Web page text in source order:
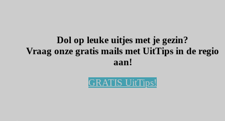
Dol op leuke uitjes met je gezin?
Vraag onze gratis mails met UitTips in de regio
aan!
GRATIS UitTips!